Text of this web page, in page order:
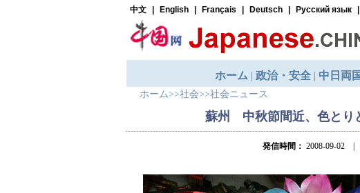
ホーム>>社会>>社会ニュース
蘇州 中秋節間近、色とり
発信時間： 2008-09-02 |